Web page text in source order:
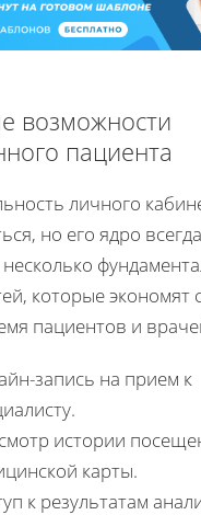
возможности
пациента
личного
но его ядро всегда
которые экономят
пациентов и
запись на прием к
истории
карты.
к результатам